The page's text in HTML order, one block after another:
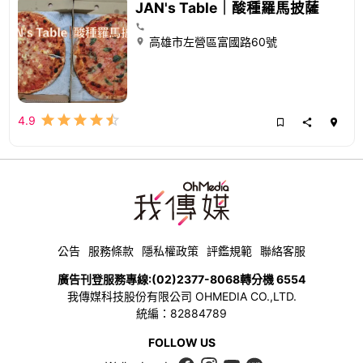
JAN's Table｜酸種羅馬披薩
高雄市左營區富國路60號
4.9
公告 服務條款 隱私權政策 評鑑規範 聯絡客服
廣告刊登服務專線:(02)2377-8068轉分機 6554
我傳媒科技股份有限公司 OHMEDIA CO.,LTD.
統編：82884789
FOLLOW US